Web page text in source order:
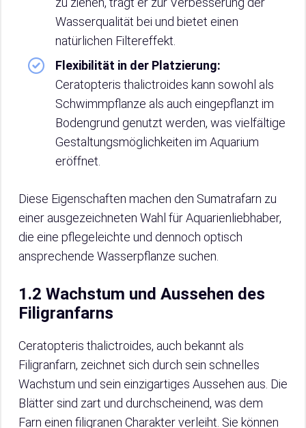
Wasserqualität bei und bietet einen
natürlichen Filtereffekt.
Flexibilität in der Platzierung:
Ceratopteris thalictroides kann sowohl als
Schwimmpflanze als auch eingepflanzt im
Bodengrund genutzt werden, was vielfältige
Gestaltungsmöglichkeiten im Aquarium
eröffnet.
Diese Eigenschaften machen den Sumatrafarn zu
einer ausgezeichneten Wahl für Aquarienliebhaber,
die eine pflegeleichte und dennoch optisch
ansprechende Wasserpflanze suchen.
1.2 Wachstum und Aussehen des
Filigranfarns
Ceratopteris thalictroides, auch bekannt als
Filigranfarn, zeichnet sich durch sein schnelles
Wachstum und sein einzigartiges Aussehen aus. Die
Blätter sind zart und durchscheinend, was dem
Farn einen filigranen Charakter verleiht. Sie können